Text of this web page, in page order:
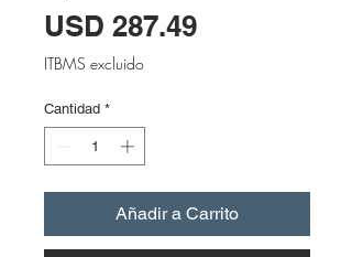
USD 287.49Precio
ITBMS excluido
Cantidad *
Añadir a Carrito